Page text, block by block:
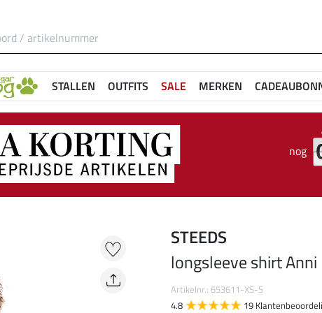
STALLEN OUTFITS SALE MERKEN
nog
STEEDS
longsleeve shirt Anni
Artikelnr.: 653611-XS-S
4.8
19